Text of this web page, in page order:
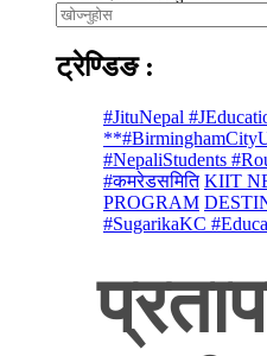
ट्रेण्डिङ :
#JituNepal
#NepaliStudents
#कमरेडसमिति KIIT
PROGRAM
#SugarikaKC